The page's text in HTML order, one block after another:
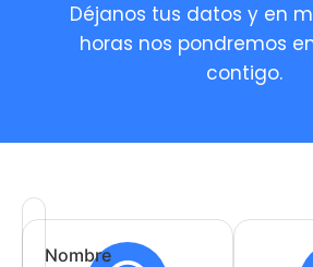
Déjanos tus datos y en
horas nos pondremos
contigo.
Nombre